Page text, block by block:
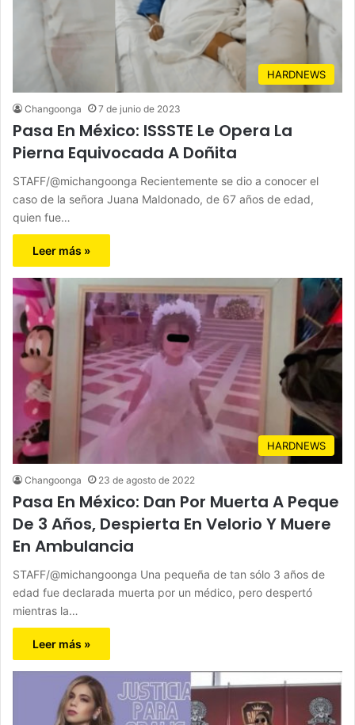
HARDNEWS
Changoonga 7 de junio de 2023
Pasa En México: ISSSTE Le Opera La
Pierna Equivocada A Doñita
STAFF/@michangoonga Recientemente se dio a conocer el
caso de la señora Juana Maldonado, de 67 años de edad,
quien fue…
Leer más »
HARDNEWS
Changoonga 23 de agosto de 2022
Pasa En México: Dan Por Muerta A Peque
De 3 Años, Despierta En Velorio Y Muere
En Ambulancia
STAFF/@michangoonga Una pequeña de tan sólo 3 años de
edad fue declarada muerta por un médico, pero despertó
mientras la…
Leer más »